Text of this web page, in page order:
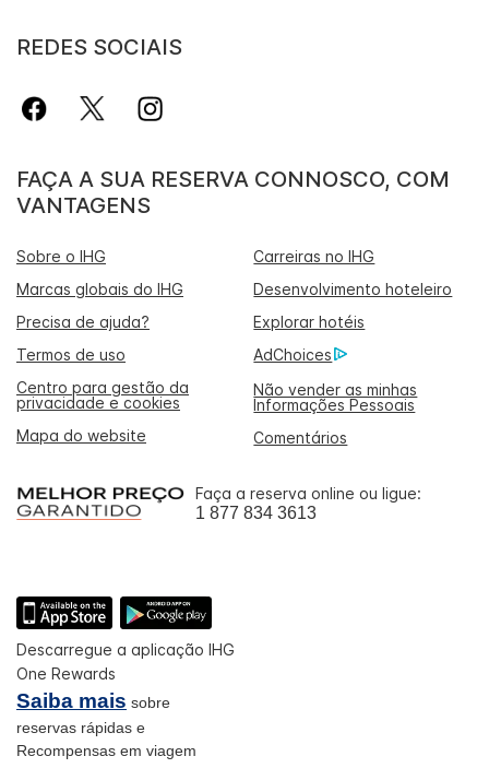
REDES SOCIAIS
FAÇA A SUA RESERVA CONNOSCO, COM
VANTAGENS
Sobre o IHG
Carreiras no IHG
Marcas globais do IHG
Desenvolvimento hoteleiro
Precisa de ajuda?
Explorar hotéis
Termos de uso
AdChoices
Centro para gestão da
privacidade e cookies
Não vender as minhas
Informações Pessoais
Mapa do website
Comentários
Faça a reserva online ou ligue:
1 877 834 3613
Descarregue a aplicação IHG
One Rewards
Saiba mais sobre
reservas rápidas e
Recompensas em viagem